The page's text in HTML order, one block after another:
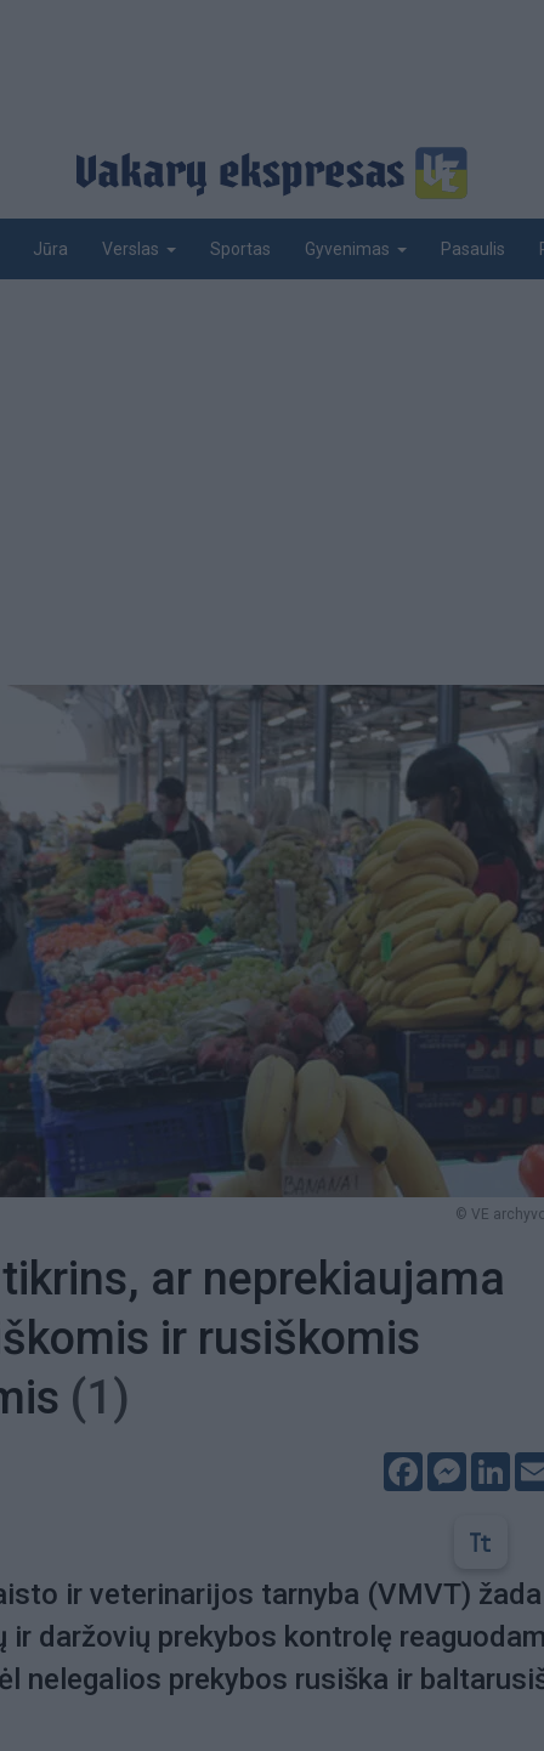
Jūra Verslas Sportas Gyvenimas Pasaulis
© VE
ar neprekiaujama
ir rusiškomis
(1)
Facebook
ir veterinarijos tarnyba (VMVT) žada
daržovių prekybos kontrolę
nelegalios prekybos rusiška ir